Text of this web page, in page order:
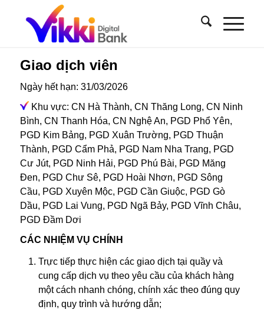
Giao dịch viên
Ngày hết hạn: 31/03/2026
Khu vực: CN Hà Thành, CN Thăng Long, CN Ninh
Bình, CN Thanh Hóa, CN Nghệ An, PGD Phổ Yên,
PGD Kim Bảng, PGD Xuân Trường, PGD Thuận
Thành, PGD Cẩm Phả, PGD Nam Nha Trang, PGD
Cư Jút, PGD Ninh Hải, PGD Phú Bài, PGD Măng
Đen, PGD Chư Sê, PGD Hoài Nhơn, PGD Sông
Cầu, PGD Xuyên Mộc, PGD Cần Giuộc, PGD Gò
Dầu, PGD Lai Vung, PGD Ngã Bảy, PGD Vĩnh Châu,
PGD Đầm Dơi
CÁC NHIỆM VỤ CHÍNH
Trực tiếp thực hiện các giao dịch tại quầy và
cung cấp dịch vụ theo yêu cầu của khách hàng
một cách nhanh chóng, chính xác theo đúng quy
định, quy trình và hướng dẫn;